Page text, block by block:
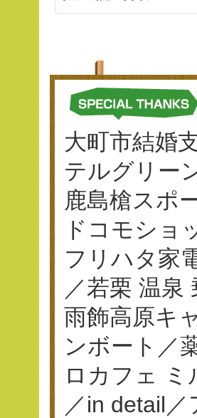
大町市結婚
テルグリー
鹿島槍スポ
ドコモショ
フリハタ家
／若栗 温泉
雨飾高原キ
ンボート／
ロカフェ ミ
／in detail